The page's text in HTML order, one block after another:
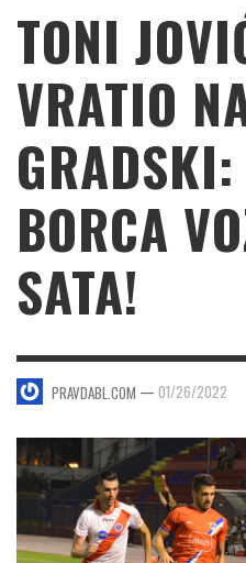
TONI
VRATIO
GRADSKI:
BORCA
SATA!
PRAVDABL.COM — 01/26/2022